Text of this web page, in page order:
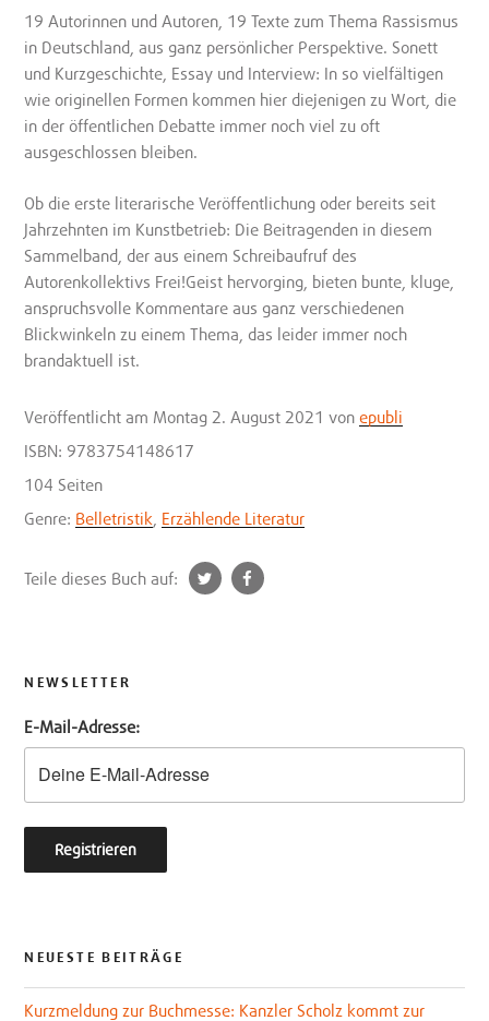
19 Autorinnen und Autoren, 19 Texte zum Thema Rassismus
in Deutschland, aus ganz persönlicher Perspektive. Sonett
und Kurzgeschichte, Essay und Interview: In so vielfältigen
wie originellen Formen kommen hier diejenigen zu Wort, die
in der öffentlichen Debatte immer noch viel zu oft
ausgeschlossen bleiben.
Ob die erste literarische Veröffentlichung oder bereits seit
Jahrzehnten im Kunstbetrieb: Die Beitragenden in diesem
Sammelband, der aus einem Schreibaufruf des
Autorenkollektivs Frei!Geist hervorging, bieten bunte, kluge,
anspruchsvolle Kommentare aus ganz verschiedenen
Blickwinkeln zu einem Thema, das leider immer noch
brandaktuell ist.
Veröffentlicht am Montag 2. August 2021 vonepubli
ISBN: 9783754148617
104 Seiten
Genre: Belletristik Erzählende Literatur
Teile dieses Buch auf:
t
NEWSLETTER
E-Mail-Adresse:
NEUESTE BEITRÄGE
Kurzmeldung zur Buchmesse: Kanzler Scholz kommt zur